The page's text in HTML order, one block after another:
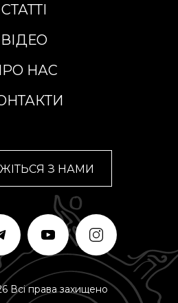
СТАТТІ
ВІДЕО
НАС
З НАМИ
Всі права захищено